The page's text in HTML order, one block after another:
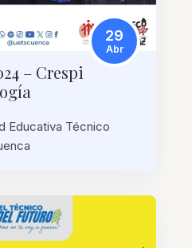
29
Abr
– Crespi
Educativa Técnico